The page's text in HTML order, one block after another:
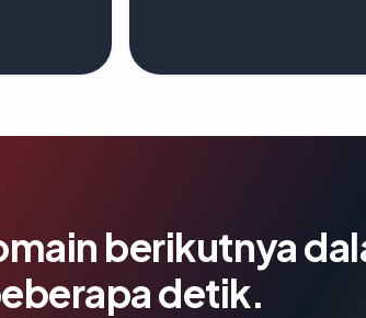
berikutnya
detik.